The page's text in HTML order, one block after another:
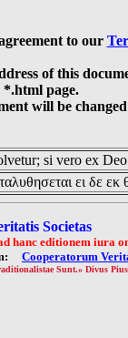
to our
of this
*.html page.
will be
si vero ex
ει δε εκ
Societas
hanc editionem iura
Cooperatorum
Sunt.» Divus